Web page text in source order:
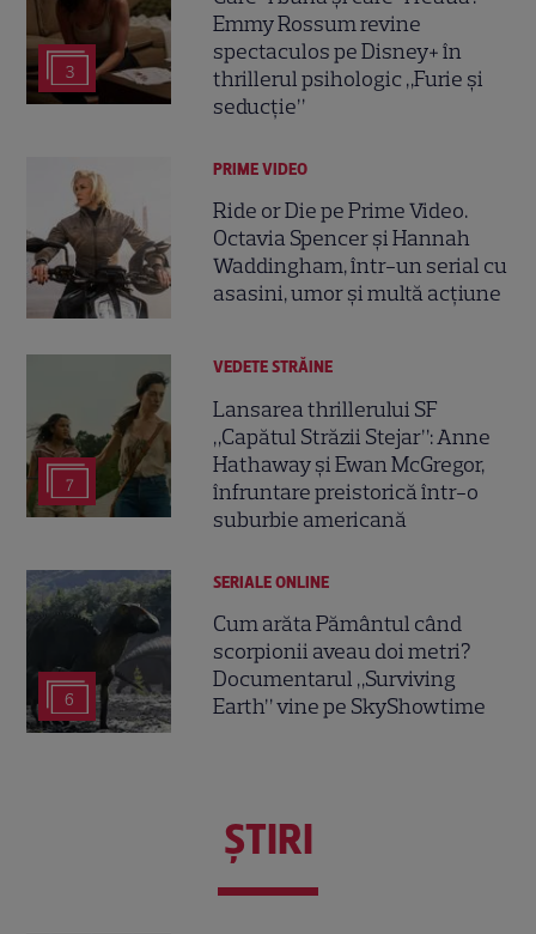
3
Emmy Rossum revine
spectaculos pe Disney+ în
thrillerul psihologic „Furie și
seducție”
PRIME VIDEO
Ride or Die pe Prime Video.
Octavia Spencer și Hannah
Waddingham, într-un serial cu
asasini, umor și multă acțiune
7
VEDETE STRĂINE
Lansarea thrillerului SF
„Capătul Străzii Stejar”: Anne
Hathaway și Ewan McGregor,
înfruntare preistorică într-o
suburbie americană
6
SERIALE ONLINE
Cum arăta Pământul când
scorpionii aveau doi metri?
Documentarul „Surviving
Earth” vine pe SkyShowtime
ŞTIRI